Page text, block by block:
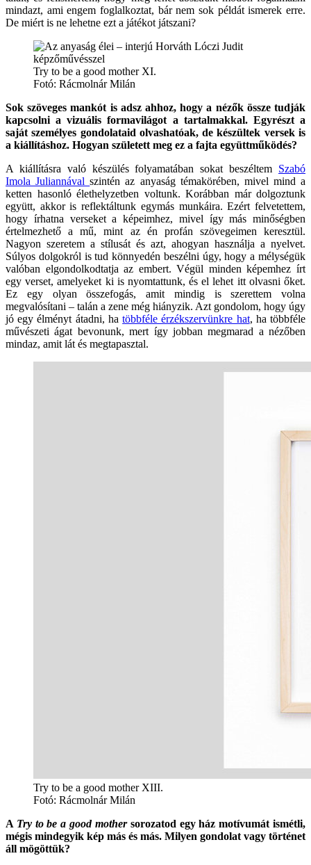
mindazt, ami engem foglalkoztat, bár nem sok példát ismerek erre.
De miért is ne lehetne ezt a játékot játszani?
Try to be a good mother XI.
Fotó: Rácmolnár Milán
Sok szöveges mankót is adsz ahhoz, hogy a nézők össze tudják
kapcsolni a vizuális formavilágot a tartalmakkal. Egyrészt a
saját személyes gondolataid olvashatóak, de készültek versek is
a kiállításhoz. Hogyan született meg ez a fajta együttműködés?
A kiállításra való készülés folyamatában sokat beszéltem Szabó
Imola Juliannávalszintén az anyaság témakörében, mivel mind a
ketten hasonló élethelyzetben voltunk. Korábban már dolgoztunk
együtt, akkor is reflektáltunk egymás munkáira. Ezért felvetettem,
hogy írhatna verseket a képeimhez, mivel így más minőségben
értelmezhető a mű, mint az én profán szövegeimen keresztül.
Nagyon szeretem a stílusát és azt, ahogyan használja a nyelvet.
Súlyos dolgokról is tud könnyedén beszélni úgy, hogy a mélységük
valóban elgondolkodtatja az embert. Végül minden képemhez írt
egy verset, amelyeket ki is nyomtattunk, és el lehet itt olvasni őket.
Ez egy olyan összefogás, amit mindig is szerettem volna
megvalósítani – talán a zene még hiányzik. Azt gondolom, hogy úgy
jó egy élményt átadni, hatöbbféle érzékszervünkre hat, ha többféle
művészeti ágat bevonunk, mert így jobban megmarad a nézőben
mindaz, amit lát és megtapasztal.
Try to be a good mother XIII.
Fotó: Rácmolnár Milán
A Try to be a good mother sorozatod egy ház motívumát ismétli,
mégis mindegyik kép más és más. Milyen gondolat vagy történet
áll mögöttük?